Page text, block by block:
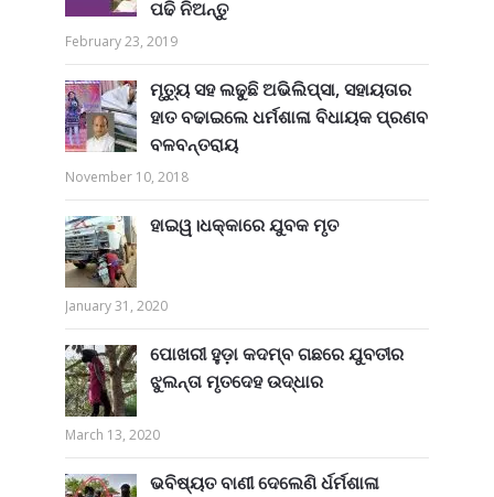
ପଢି ନିଅନ୍ତୁ
February 23, 2019
ମୃତ୍ୟୁ ସହ ଲଢୁଛି ଅଭିଲିପ୍ସା, ସହାୟତାର
ହାତ ବଢାଇଲେ ଧର୍ମଶାଳା ବିଧାୟକ ପ୍ରଣବ
ବଳବନ୍ତରାୟ
November 10, 2018
ହାଇୱ।ଧକ୍କାରେ ଯୁବକ ମୃତ
January 31, 2020
ପୋଖରୀ ହୁଡ଼ା କଦମ୍ବ ଗଛରେ ଯୁବତୀର
ଝୁଲନ୍ତା ମୃତଦେହ ଉଦ୍ଧାର
March 13, 2020
ଭବିଷ୍ୟତ ବାଣୀ ଦେଲେଣି ର୍ଧର୍ମଶାଳା